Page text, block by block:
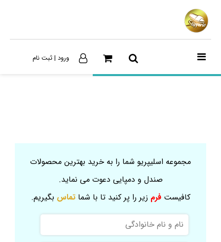
ورود | ثبت نام
مجموعه اسلیپریو شما را به خرید بهترین محصولات
صندل و دمپایی دعوت می نماید.
کافیستفرم زیر را پر کنید تا با شماتماس بگیریم.
نام
و
نام